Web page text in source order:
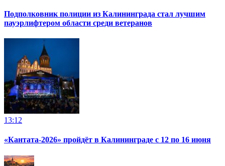
Подполковник полиции из Калининграда стал лучшим
пауэрлифтером области среди ветеранов
13:12
«Кантата-2026» пройдёт в Калининграде с 12 по 16 июня